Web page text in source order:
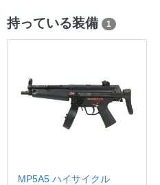
持っている装備 1
MP5A5 ハイサイクル